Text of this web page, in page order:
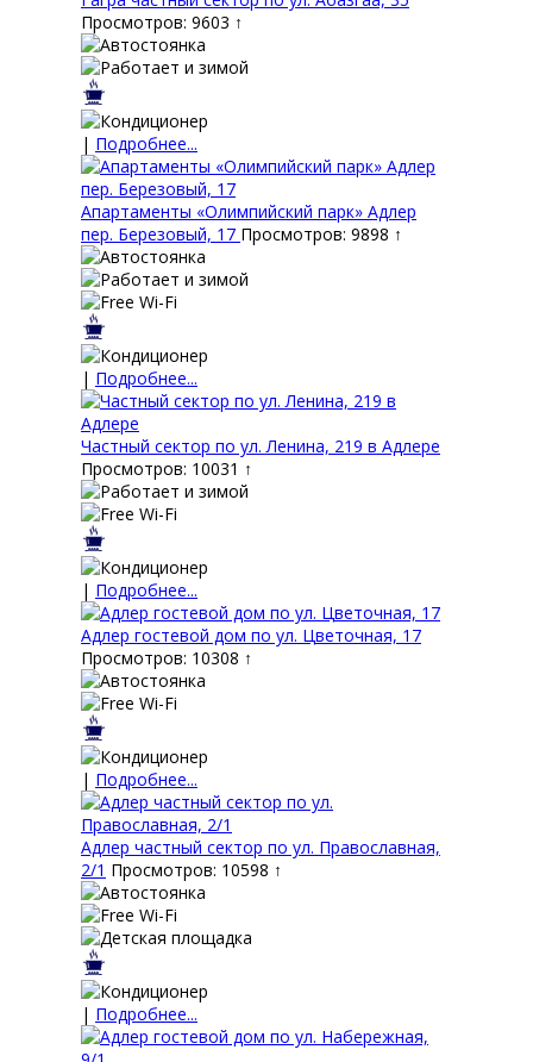
Просмотров: 9603 ↑
| Подробнее...
Апартаменты «Олимпийский парк» Адлер
пер. Березовый, 17 Просмотров: 9898 ↑
| Подробнее...
Частный сектор по ул. Ленина, 219 в Адлере
Просмотров: 10031 ↑
| Подробнее...
Адлер гостевой дом по ул. Цветочная, 17
Просмотров: 10308 ↑
| Подробнее...
Адлер частный сектор по ул. Православная,
2/1 Просмотров: 10598 ↑
| Подробнее...